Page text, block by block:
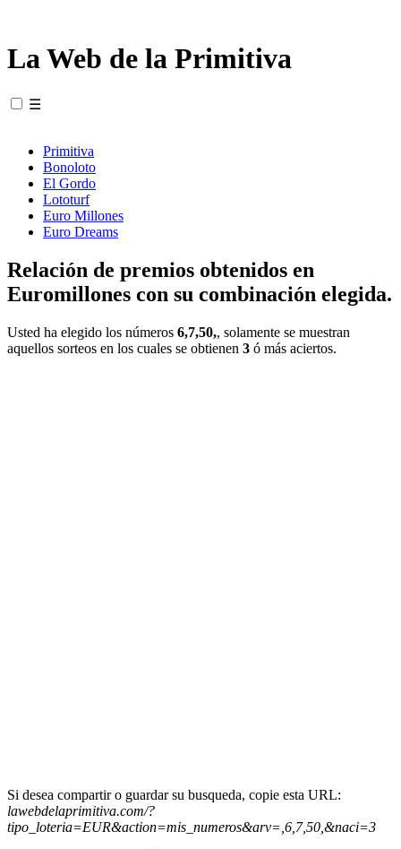
La Web de la Primitiva
☰
Primitiva
Bonoloto
El Gordo
Lototurf
Euro Millones
Euro Dreams
Relación de premios obtenidos en
Euromillones con su combinación elegida.
Usted ha elegido los números 6,7,50,, solamente se muestran
aquellos sorteos en los cuales se obtienen 3 ó más aciertos.
Si desea compartir o guardar su busqueda, copie esta URL:
lawebdelaprimitiva.com/?
tipo_loteria=EUR&action=mis_numeros&arv=,6,7,50,&naci=3